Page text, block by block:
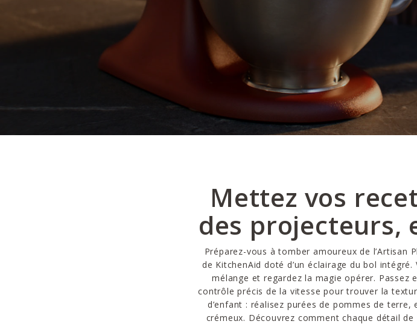
Mettez vos
des projecteurs,
Préparez-vous à tomber amoureux de
de KitchenAid doté d’un éclairage du bol
mélange et regardez la magie opérer. Passez
contrôle précis de la vitesse pour trouver la
d’enfant : réalisez purées de pommes de
crémeux. Découvrez comment chaque détail